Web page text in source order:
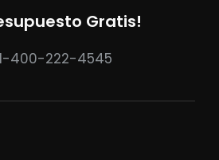
Gratis!
400-222-4545